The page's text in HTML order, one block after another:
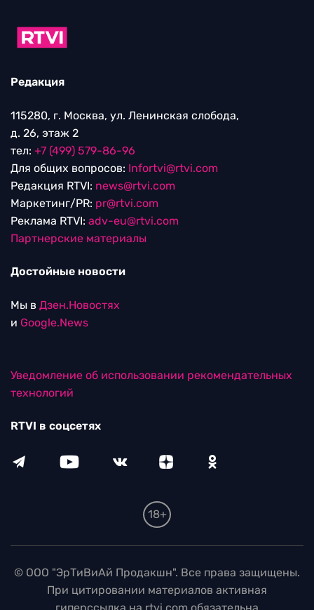
Редакция
115280, г. Москва, ул. Ленинская слобода,
д. 26, этаж 2
тел: +7 (499) 579-86-96
Для общих вопросов: Infortvi@rtvi.com
Редакция RTVI: news@rtvi.com
Маркетинг/PR: pr@rtvi.com
Реклама RTVI: adv-eu@rtvi.com
Партнерские материалы
Достойные новости
Мы в Дзен.Новостях
и Google.News
Уведомление об использовании рекомендательных
технологий
RTVI в соцсетях
18+
© ООО "ЭрТиВиАй Продакшн". Все права защищены.
При цитировании материалов активная